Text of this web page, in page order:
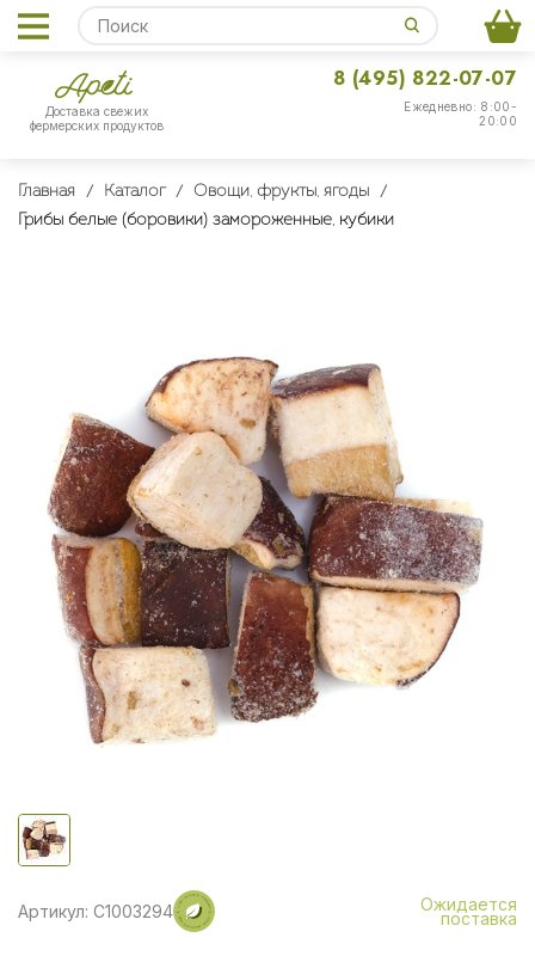
Доставка свежих
фермерских продуктов
Ежедневно: 8:00-
20:00
8 (495) 822-07-07
Главная Каталог
Овощи, фрукты, ягоды
Грибы белые (боровики) замороженные, кубики
Артикул: C1003294 Ожидается
поставка